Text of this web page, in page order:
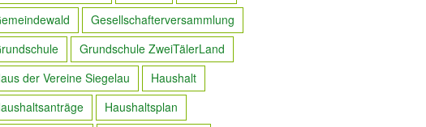
Gesellschafterversammlung
Grundschule ZweiTälerLand
der Vereine Siegelau
Haushalt
Haushaltsplan